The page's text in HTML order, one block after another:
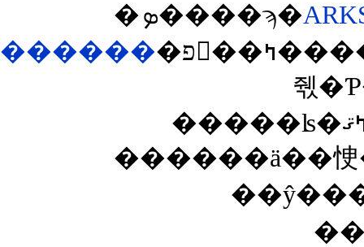
�ܤ����ϡ�
�������פ򸫤��ߤ����ΤǤ������ʹ��ɤ��Ƴʰ¤ʥߥ˥٥����о